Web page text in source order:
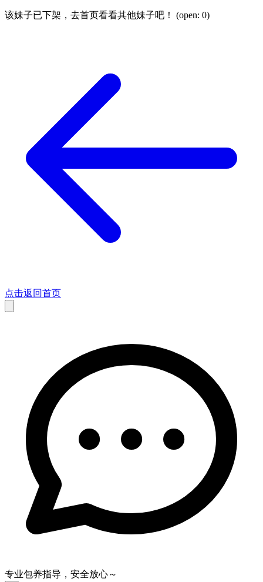
该妹子已下架，去首页看看其他妹子吧！ (open: 0)
点击返回首页
专业包养指导，安全放心～